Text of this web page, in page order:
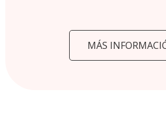
MÁS